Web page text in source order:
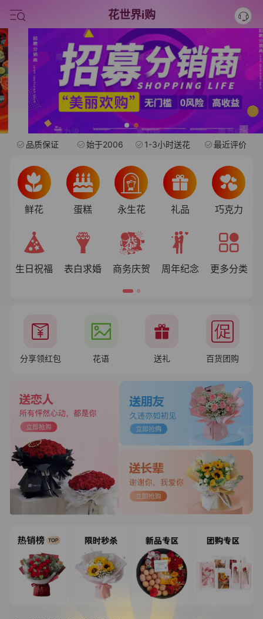
花世界i购
品质保证 始于2006 1-3小时送花 最近评价
鲜花 蛋糕 永生花 礼品 巧克力
生日祝福 表白求婚 商务庆贺 周年纪念 更多分类
分享领红包 花语 送礼 百货团购